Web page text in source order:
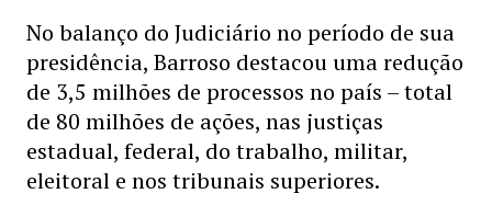
No balanço do Judiciário no período de sua
presidência, Barroso destacou uma redução
de 3,5 milhões de processos no país – total
de 80 milhões de ações, nas justiças
estadual, federal, do trabalho, militar,
eleitoral e nos tribunais superiores.